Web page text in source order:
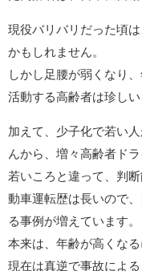
現役バリバリだった頃
かもしれません。
しかし足腰が弱くなり
活動する高齢者は珍し
加えて、少子化で若い
んから、増々高齢者ド
若いころと違って、判
動車運転歴は長いので
る事例が増えています。
本来は、年齢が高くな
現在は真逆で事故によ